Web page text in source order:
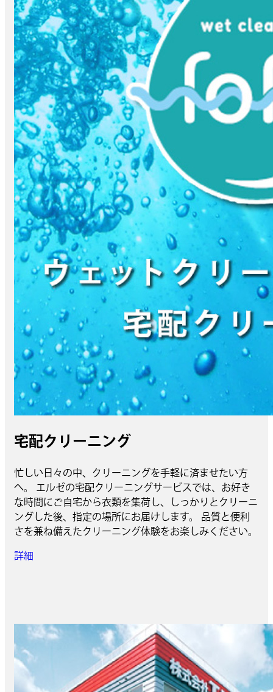
宅配クリーニング
忙しい日々の中、クリーニングを手軽に済ませたい方
へ。 エルゼの宅配クリーニングサービスでは、お好き
な時間にご自宅から衣類を集荷し、しっかりとクリーニ
ングした後、指定の場所にお届けします。 品質と便利
さを兼ね備えたクリーニング体験をお楽しみください。
詳細